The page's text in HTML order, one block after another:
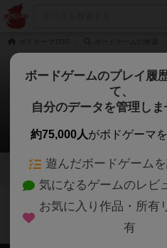
キングダム・ラッシュ
ム
0件のリプ
2
キングダム・ラッシュ：リフ
ボードゲームのプレイ履
て、
自分のデータを管理しま
約75,000人がボドゲーマ
遊んだボードゲーム
気になるゲームのレビ
お気に入り作品・所有
有